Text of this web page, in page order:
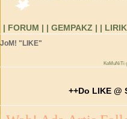
| FORUM | | GEMPAKZ | |
JoM! "LIKE"
KoMuNiTi
++Do LIKE @